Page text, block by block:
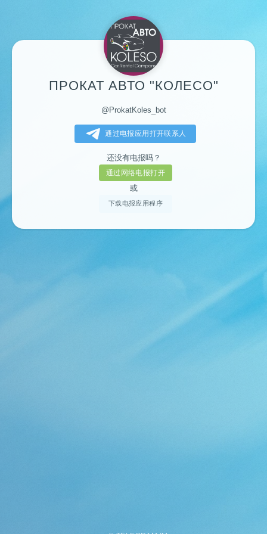
ПРОКАТ АВТО "КОЛЕСО"
@ProkatKoles_bot
通过电报应用打开联系人
还没有电报吗？
通过网络电报打开
或
下载电报应用程序